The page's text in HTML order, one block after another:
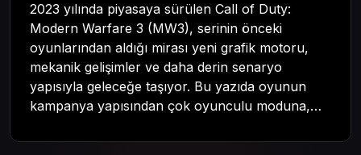
2023 yılında piyasaya sürülen Call of Duty:
Modern Warfare 3 (MW3), serinin önceki
oyunlarından aldığı mirası yeni grafik motoru,
mekanik gelişimler ve daha derin senaryo
yapısıyla geleceğe taşıyor. Bu yazıda oyunun
kampanya yapısından çok oyunculu moduna,
kadar her şeyi kapsamaya çalışacaktır. Tüm